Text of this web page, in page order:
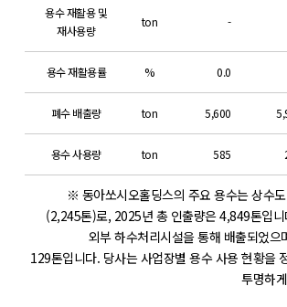
용수 재활용 및
재사용량
ton -
용수 재활용률 % 0.0
폐수 배출량 ton 5,600
용수 사용량 ton 585
※ 동아쏘시오홀딩스의 주요 용수는 상수
(2,245톤)로, 2025년 총 인출량은 4,849톤입
외부 하수처리시설을 통해 배출되었으
129톤입니다. 당사는 사업장별 용수 사용 현황을
투명하